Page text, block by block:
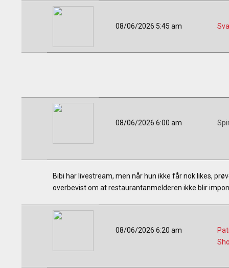
08/06/2026 5:45 am
08/06/2026 6:00 am
Bibi har livestream, men når hun ikke får nok likes,
overbevist om at restaurantanmelderen ikke blir
08/06/2026 6:20 am